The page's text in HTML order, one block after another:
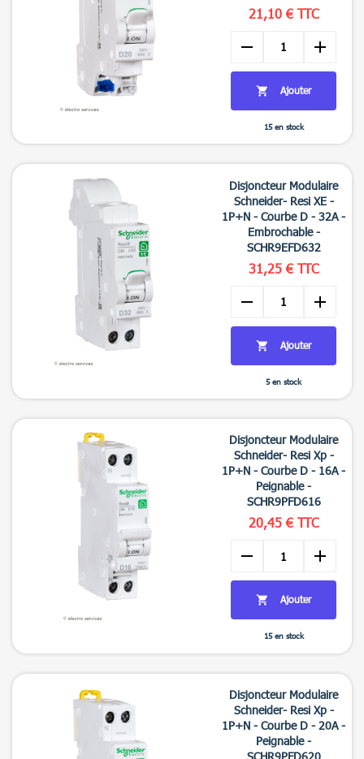
Aperçu rapide
21,10 € TTC
remove add
 Ajouter
15 en stock

Disjoncteur Modulaire
Schneider- Resi XE -
1P+N - Courbe D - 32A -
Embrochable -
SCHR9EFD632
31,25 € TTC
remove add
 Ajouter
5 en stock

Disjoncteur Modulaire
Schneider- Resi Xp -
1P+N - Courbe D - 16A -
Peignable -
SCHR9PFD616
20,45 € TTC
remove add
 Ajouter
15 en stock
Disjoncteur Modulaire
Schneider- Resi Xp -
1P+N - Courbe D - 20A -
Peignable -
SCHR9PFD620